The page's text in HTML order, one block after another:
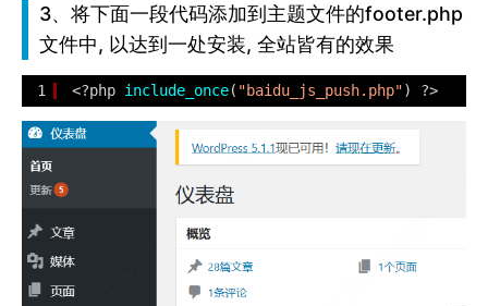
3、将下面一段代码添加到主题文件的footer.php
文件中, 以达到一处安装, 全站皆有的效果
1 <?php include_once( "baidu_js_push.php") ?>